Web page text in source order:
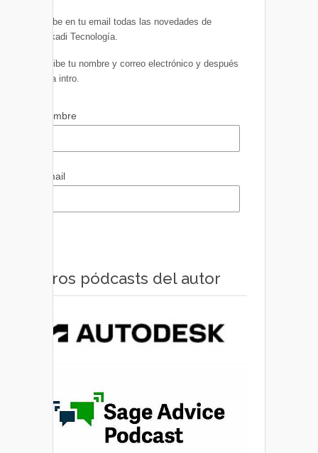
Recibe en tu email todas las novedades de
Euskadi Tecnología.
Escribe tu nombre y correo electrónico y después
pulsa intro.
Nombre
Email
Otros pódcasts del autor